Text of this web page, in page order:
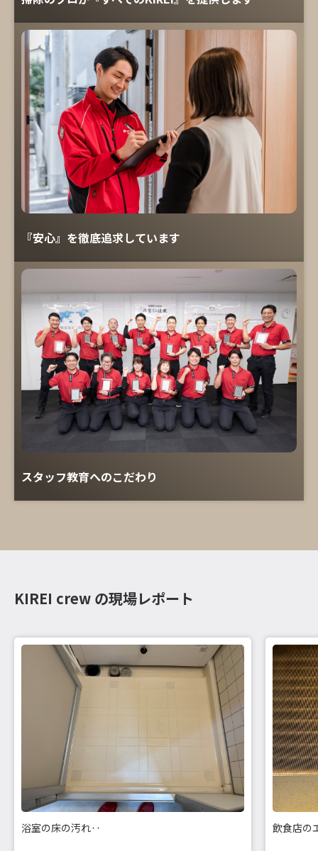
『安心』を徹底追求しています
スタッフ教育へのこだわり
KIREI crew の現場レポート
浴室の床の汚れ‥ 飲食店の